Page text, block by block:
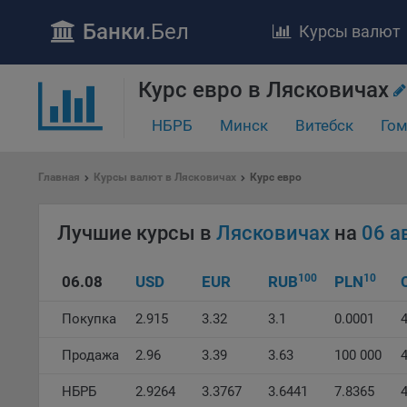
Банки.Бел Курсы валют
Курс евро в Лясковичах
НБРБ Минск Витебск
Главная Курсы валют в Лясковичах Курс евро
Лучшие курсы в Лясковичах на 06
06.08 USD EUR RUB100 PLN10
Покупка 2.915 3.32 3.1 0.0001
Продажа 2.96 3.39 3.63 100 000
НБРБ 2.9264 3.3767 3.6441 7.8365